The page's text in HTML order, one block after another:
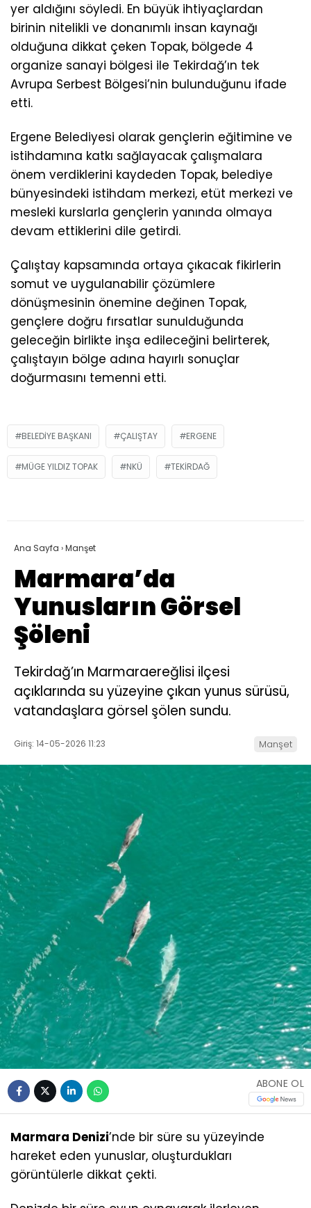
yer aldığını söyledi. En büyük ihtiyaçlardan
birinin nitelikli ve donanımlı insan kaynağı
olduğuna dikkat çeken Topak, bölgede 4
organize sanayi bölgesi ile Tekirdağ’ın tek
Avrupa Serbest Bölgesi’nin bulunduğunu ifade
etti.
Ergene Belediyesi olarak gençlerin eğitimine ve
istihdamına katkı sağlayacak çalışmalara
önem verdiklerini kaydeden Topak, belediye
bünyesindeki istihdam merkezi, etüt merkezi ve
mesleki kurslarla gençlerin yanında olmaya
devam ettiklerini dile getirdi.
Çalıştay kapsamında ortaya çıkacak fikirlerin
somut ve uygulanabilir çözümlere
dönüşmesinin önemine değinen Topak,
gençlere doğru fırsatlar sunulduğunda
geleceğin birlikte inşa edileceğini belirterek,
çalıştayın bölge adına hayırlı sonuçlar
doğurmasını temenni etti.
BELEDIYE BAŞKANI ÇALIŞTAY ERGENE
MÜGE YILDIZ TOPAK NKÜ TEKIRDAĞ
Ana Sayfa ›Manşet
Marmara’da
Yunusların Görsel
Şöleni
Tekirdağ’ın Marmaraereğlisi ilçesi
açıklarında su yüzeyine çıkan yunus sürüsü,
vatandaşlara görsel şölen sundu.
Giriş: 14-05-2026 11:23 Manşet
ABONE OL
Marmara Denizi’nde bir süre su yüzeyinde
hareket eden yunuslar, oluşturdukları
görüntülerle dikkat çekti.